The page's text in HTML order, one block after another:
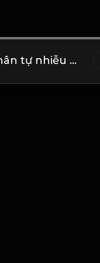
Thiên hạ thủ vô sự nhân tự nhiễu chi! Đạo